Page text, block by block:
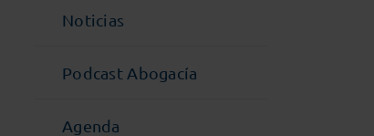
Noticias
Podcast Abogacía
Agenda